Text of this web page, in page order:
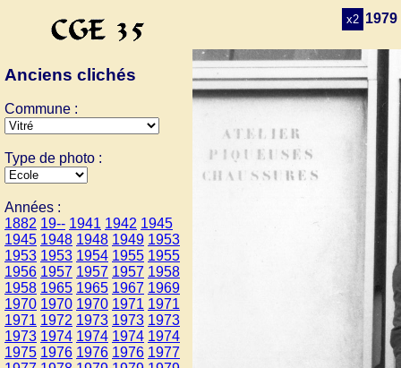
Anciens clichés
Commune :
Type de photo :
Années :
1882 19-- 1941 1942 1945
1945 1948 1948 1949 1953
1953 1953 1954 1955 1955
1956 1957 1957 1957 1958
1958 1965 1965 1967 1969
1970 1970 1970 1971 1971
1971 1972 1973 1973 1973
1973 1974 1974 1974 1974
1975 1976 1976 1976 1977
x2